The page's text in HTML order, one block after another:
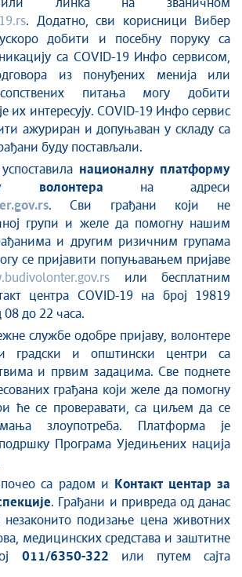
или линка на званичном
. Додатно, сви корисници Вибер
добити и посебну поруку са
са COVID-19 Инфо сервисом,
из понуђених менија или
питања могу добити
их интересују. COVID-19 Инфо сервис
ажуриран и допуњаван у складу са
буду постављали.
националну платформу
волонтера на адреси
. Сви грађани који не
групи и желе да помогну нашим
и другим ризичним групама
се пријавити попуњавањем пријаве
или бесплатним
центра COVID-19на број 19819
до 22 часа.
службе одобре пријаву, волонтере
градски и општински центри са
и првим задацима. Све поднете
грађана који желе да помогну
ће се проверавати, са циљем да се
злоупотреба. Платформа је
Програма Уједињених нација
почео са радом и
Контакт центар за
. Грађани и привреда од данас
незаконито подизање цена животних
медицинских средстава и заштитне
011/6350-322 или путем сајта